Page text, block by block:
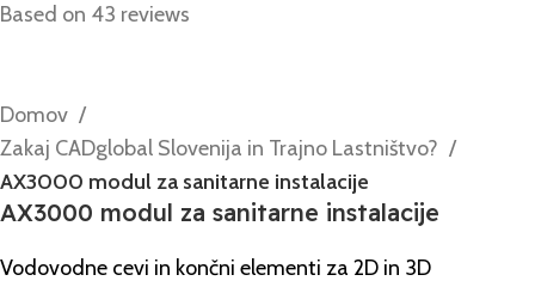
Based on 43 reviews
Domov
Zakaj CADglobal Slovenija in Trajno Lastništvo?
AX3000 modul za sanitarne instalacije
AX3000 modul za sanitarne instalacije
Vodovodne cevi in ​​končni elementi za 2D in 3D